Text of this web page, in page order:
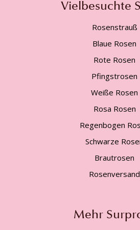
Vielbesuchte
Rosenstrauß
Blaue Rosen
Rote Rosen
Pfingstrosen
Weiße Rosen
Rosa Rosen
Regenbogen
Schwarze
Brautrosen
Rosenversand
Mehr